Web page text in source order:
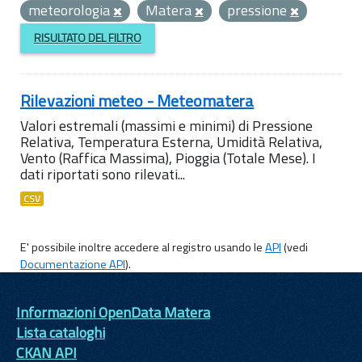
meteorologia
Matera pressione
RISULTATO DEL FILTRO
Rilevazioni meteo - Meteomatera
Valori estremali (massimi e minimi) di Pressione
Relativa, Temperatura Esterna, Umidità Relativa,
Vento (Raffica Massima), Pioggia (Totale Mese). I
dati riportati sono rilevati...
CSV
E' possibile inoltre accedere al registro usando leAPI(vedi
Documentazione API).
Informazioni OpenData Matera
Lista cataloghi
CKAN API